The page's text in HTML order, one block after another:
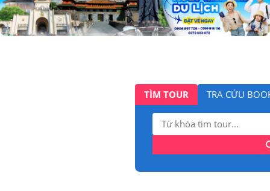
TÌM TOUR TRA CỨU
Tìm
kiếm: